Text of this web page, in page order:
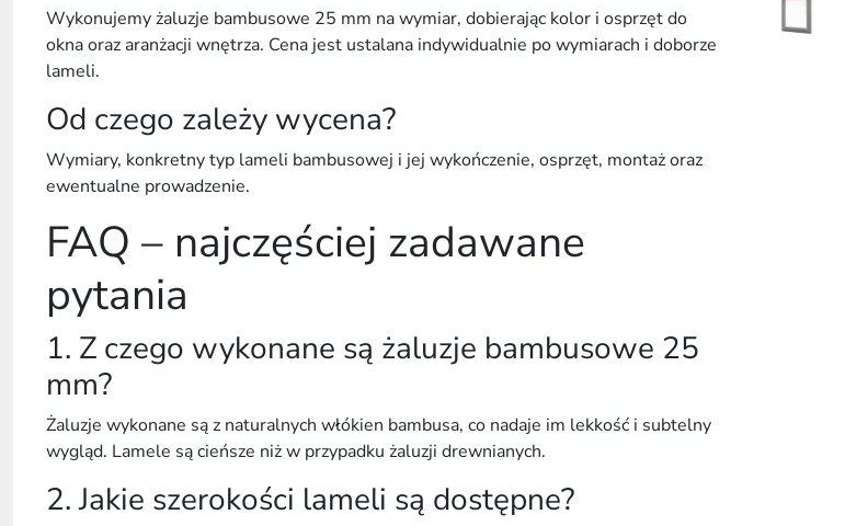
Wykonujemy żaluzje bambusowe 25 mm na wymiar, dobierając kolor i osprzęt do
okna oraz aranżacji wnętrza. Cena jest ustalana indywidualnie po wymiarach i doborze
lameli.
Od czego zależy wycena?
Wymiary, konkretny typ lameli bambusowej i jej wykończenie, osprzęt, montaż oraz
ewentualne prowadzenie.
FAQ – najczęściej zadawane
pytania
1. Z czego wykonane są żaluzje bambusowe 25
mm?
Żaluzje wykonane są z naturalnych włókien bambusa, co nadaje im lekkość i subtelny
wygląd. Lamele są cieńsze niż w przypadku żaluzji drewnianych.
2. Jakie szerokości lameli są dostępne?